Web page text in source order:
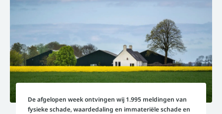
De afgelopen week ontvingen wij 1.995 meldingen van
fysieke schade, waardedaling en immateriële schade en